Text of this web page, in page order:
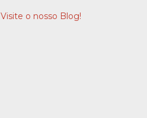
Visite o nosso Blog!